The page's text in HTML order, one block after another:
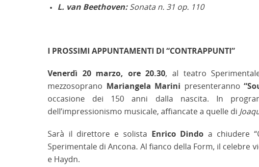
L. van Beethoven:Sonata n. 31 op. 110
I PROSSIMI APPUNTAMENTI DI “CONTRAPPUNTI”
Venerdì 20 marzo, ore 20.30, al teatro
mezzosoprano Mariangela Marini presenteranno
occasione dei 150 anni dalla nascita. In
dell’impressionismo musicale, affiancate a quelle di
Sarà il direttore e solista Enrico Dindo a chiudere
Sperimentale di Ancona. Al fianco della Form, il celebre
e Haydn.